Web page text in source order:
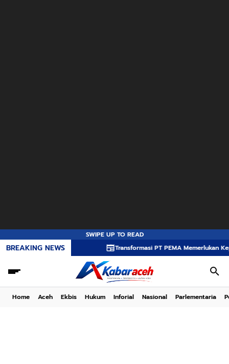
SWIPE UP TO READ
BREAKING NEWS Transformasi PT PEMA Memerlukan
Home Aceh Ekbis Hukum Inforial Nasional Parlementaria